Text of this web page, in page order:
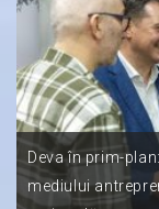
Deva în prim-
mediului